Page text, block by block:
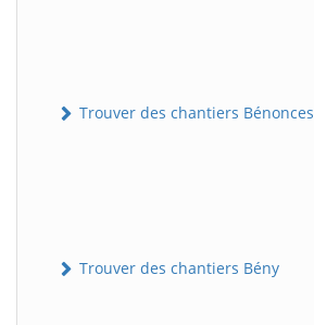
Trouver des chantiers Bénonces
Trouver des chantiers Bény